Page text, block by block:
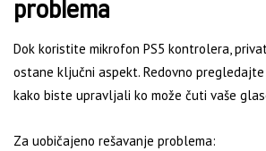
problema
Dok koristite mikrofon PS5 kontrolera,
ostane ključni aspekt. Redovno
kako biste upravljali ko može čuti vaše
Za uobičajeno rešavanje problema: